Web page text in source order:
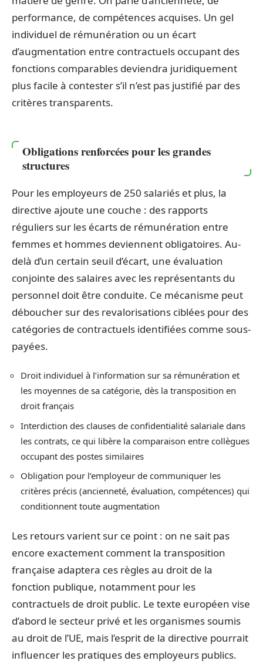
performance, de compétences acquises. Un gel
individuel de rémunération ou un écart
d’augmentation entre contractuels occupant des
fonctions comparables deviendra juridiquement
plus facile à contester s’il n’est pas justifié par des
critères transparents.
Obligations renforcées pour les grandes
structures
Pour les employeurs de 250 salariés et plus, la
directive ajoute une couche : des rapports
réguliers sur les écarts de rémunération entre
femmes et hommes deviennent obligatoires. Au-
delà d’un certain seuil d’écart, une évaluation
conjointe des salaires avec les représentants du
personnel doit être conduite. Ce mécanisme peut
déboucher sur des revalorisations ciblées pour des
catégories de contractuels identifiées comme sous-
payées.
Droit individuel à l’information sur sa rémunération et
les moyennes de sa catégorie, dès la transposition en
droit français
Interdiction des clauses de confidentialité salariale dans
les contrats, ce qui libère la comparaison entre collègues
occupant des postes similaires
Obligation pour l’employeur de communiquer les
critères précis (ancienneté, évaluation, compétences) qui
conditionnent toute augmentation
Les retours varient sur ce point : on ne sait pas
encore exactement comment la transposition
française adaptera ces règles au droit de la
fonction publique, notamment pour les
contractuels de droit public. Le texte européen vise
d’abord le secteur privé et les organismes soumis
au droit de l’UE, mais l’esprit de la directive pourrait
influencer les pratiques des employeurs publics.